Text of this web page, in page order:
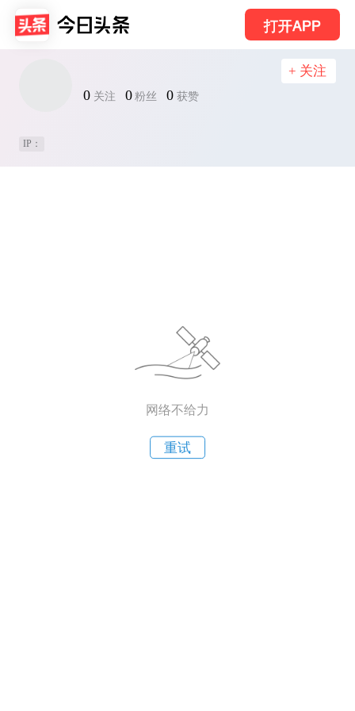
打开APP
0 关注 0 粉丝 0 获赞
+ 关注
IP：
网络不给力
重试